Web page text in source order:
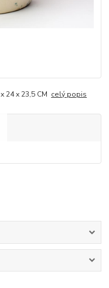
24 x 23,5 CM celý popis